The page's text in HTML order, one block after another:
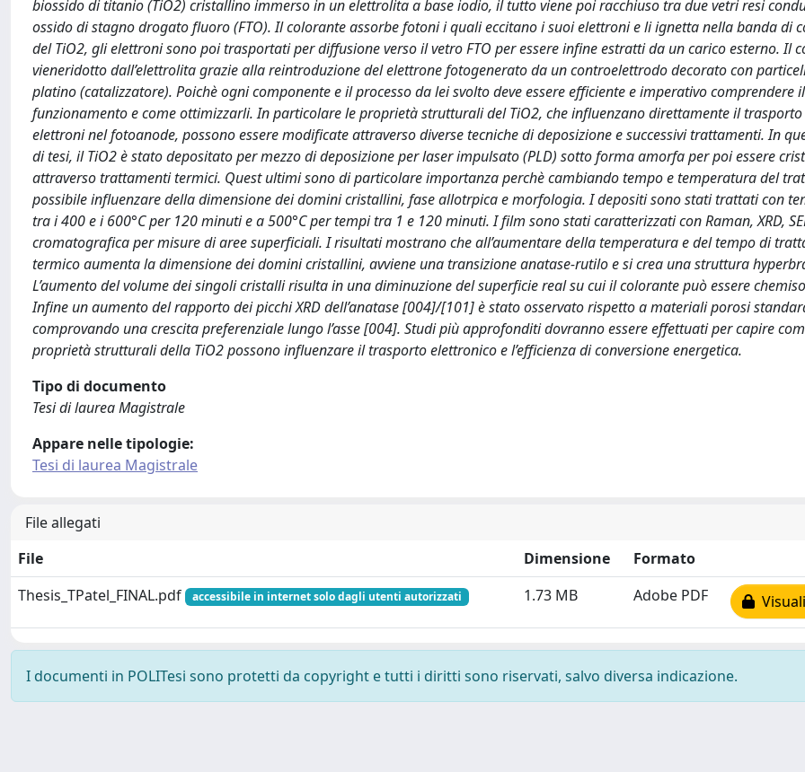
biossido di titanio (TiO2) cristallino immerso in un elettrolita a base iodio, il tutto viene poi racchiuso tra due vetri resi
ossido di stagno drogato fluoro (FTO). Il colorante assorbe fotoni i quali eccitano i suoi elettroni e li ignetta nella banda di
del TiO2, gli elettroni sono poi trasportati per diffusione verso il vetro FTO per essere infine estratti da un carico esterno. Il
vieneridotto dall’elettrolita grazie alla reintroduzione del elettrone fotogenerato da un controelettrodo decorato con
platino (catalizzatore). Poichè ogni componente e il processo da lei svolto deve essere efficiente e imperativo comprendere
funzionamento e come ottimizzarli. In particolare le proprietà strutturali del TiO2, che influenzano direttamente il
elettroni nel fotoanode, possono essere modificate attraverso diverse tecniche di deposizione e successivi trattamenti. In
di tesi, il TiO2 è stato depositato per mezzo di deposizione per laser impulsato (PLD) sotto forma amorfa per poi essere
attraverso trattamenti termici. Quest ultimi sono di particolare importanza perchè cambiando tempo e temperatura del
possibile influenzare della dimensione dei domini cristallini, fase allotrpica e morfologia. I depositi sono stati trattati con
tra i 400 e i 600°C per 120 minuti e a 500°C per tempi tra 1 e 120 minuti. I film sono stati caratterizzati con Raman, XRD,
cromatografica per misure di aree superficiali. I risultati mostrano che all’aumentare della temperatura e del tempo di
termico aumenta la dimensione dei domini cristallini, avviene una transizione anatase-rutilo e si crea una struttura
L’aumento del volume dei singoli cristalli risulta in una diminuzione del superficie real su cui il colorante può essere
Infine un aumento del rapporto dei picchi XRD dell’anatase [004]/[101] è stato osservato rispetto a materiali porosi
comprovando una crescita preferenziale lungo l’asse [004]. Studi più approfonditi dovranno essere effettuati per capire
proprietà strutturali della TiO2 possono influenzare il trasporto elettronico e l’efficienza di conversione energetica.
Tipo di documento
Tesi di laurea Magistrale
Appare nelle tipologie:
Tesi di laurea Magistrale
File allegati
File
Dimensione
Formato
Thesis_TPatel_FINAL.pdf
accessibile in internet solo dagli utenti autorizzati 1.73 MB Adobe PDF
I documenti in POLITesi sono protetti da copyright e tutti i diritti sono riservati, salvo diversa indicazione.